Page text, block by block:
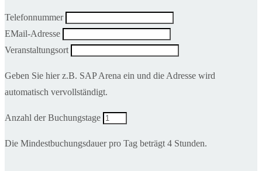
Telefonnummer
EMail-Adresse
Veranstaltungsort
Geben Sie hier z.B. SAP Arena ein und die Adresse wird
automatisch vervollständigt.
Anzahl der Buchungstage
Die Mindestbuchungsdauer pro Tag beträgt 4 Stunden.